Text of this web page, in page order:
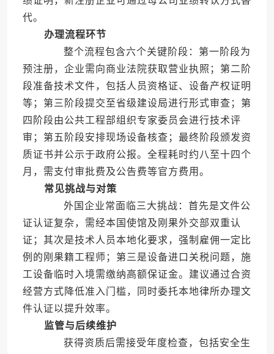
代。
办理流程环节
整个流程包含六个关键阶段：第一阶段为
预注册，企业需向商业法院获取营业执照；第二阶
段准备技术文件，包括人员资格证、设备产权证明
等；第三阶段提交至省级建设局进行形式审查；第
四阶段由公共工程部组织专家委员会进行技术评
审；第五阶段安排现场设备核查；最终阶段颁发资
质证书并公示于政府公报。全程耗时约八至十四个
月，需支付审批费及公告费等官方费用。
常见挑战与对策
外国企业常面临三大挑战：首先是文件公
证认证复杂，需经本国使馆及刚果外交部双重认
证；其次是技术人员本地化要求，强制雇佣一定比
例的刚果籍工程师；第三是设备进口关税问题，施
工设备临时入境需缴纳高额保证金。建议通过合资
经营方式降低准入门槛，同时委托本地律所办理文
件认证以提升效率。
监管与后续维护
获得资质后需接受年度检查，包括安全生